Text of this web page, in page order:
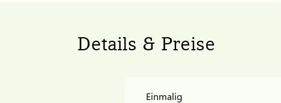
Details & Preise
Einmalig